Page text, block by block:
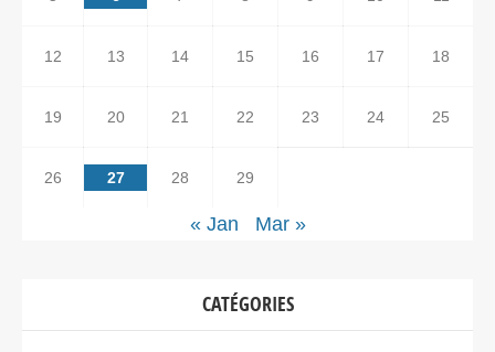
12 13 14 15 16 17 18
19 20 21 22 23 24 25
26 27 28 29
« Jan Mar »
CATÉGORIES